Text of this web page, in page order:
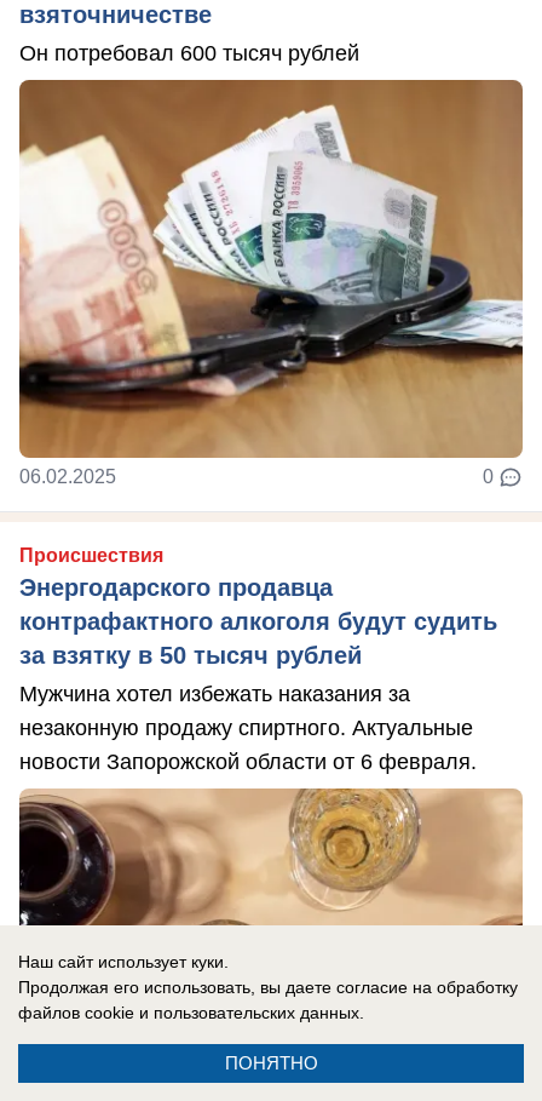
взяточничестве
Он потребовал 600 тысяч рублей
06.02.2025 0
Происшествия
Энергодарского продавца
контрафактного алкоголя будут судить
за взятку в 50 тысяч рублей
Мужчина хотел избежать наказания за
незаконную продажу спиртного. Актуальные
новости Запорожской области от 6 февраля.
Наш сайт использует куки.
Продолжая его использовать, вы даете согласие на обработку
файлов cookie и пользовательских данных.
ПОНЯТНО